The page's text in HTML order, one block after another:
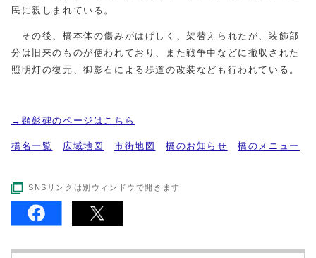
民に親しまれている。
その後、橋本体の傷みがはげしく、架替えられたが、装飾部
分は旧来のものが使われており、また戦争中などに撤収された
照明灯の復元、御影石による歩道の改装なども行われている。
→顕彰碑のページはこちら
橋名一覧 広域地図 市街地図 橋のお知らせ 橋のメニュー
SNSリンクは別ウィンドウで開きます